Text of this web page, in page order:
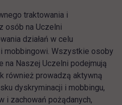
traktowania i
osób na Uczelni
działań w celu
mobbingowi. Wszystkie osoby
na Naszej Uczelni podejmują
również prowadzą aktywną
dyskryminacji i mobbingu,
i zachowań pożądanych,